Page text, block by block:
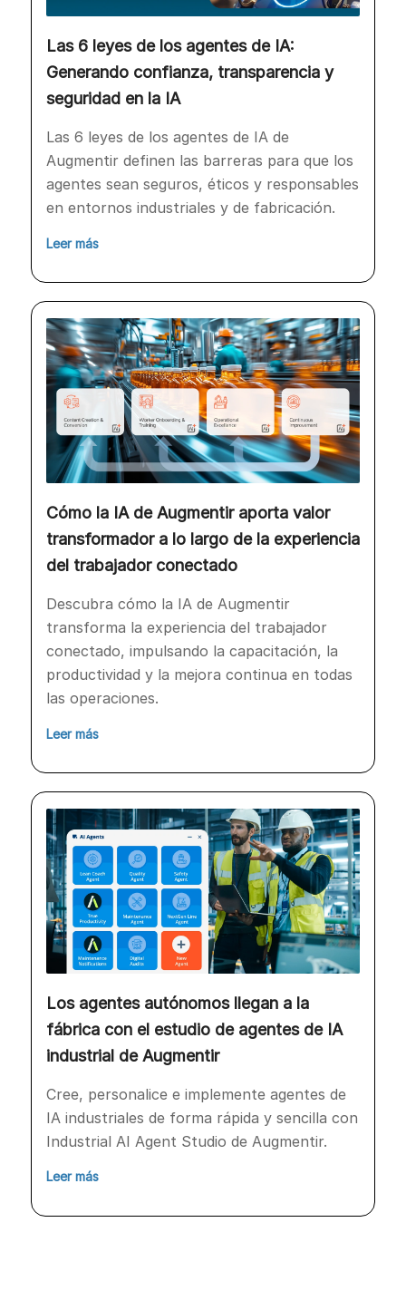
Las 6 leyes de los agentes de IA:
Generando confianza, transparencia y
seguridad en la IA
Las 6 leyes de los agentes de IA de
Augmentir definen las barreras para que los
agentes sean seguros, éticos y responsables
en entornos industriales y de fabricación.
Leer más
Cómo la IA de Augmentir aporta valor
transformador a lo largo de la experiencia
del trabajador conectado
Descubra cómo la IA de Augmentir
transforma la experiencia del trabajador
conectado, impulsando la capacitación, la
productividad y la mejora continua en todas
las operaciones.
Leer más
Los agentes autónomos llegan a la
fábrica con el estudio de agentes de IA
industrial de Augmentir
Cree, personalice e implemente agentes de
IA industriales de forma rápida y sencilla con
Industrial AI Agent Studio de Augmentir.
Leer más